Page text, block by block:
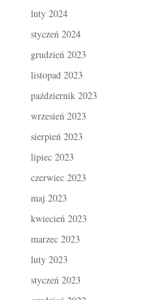
luty 2024
styczeń 2024
grudzień 2023
listopad 2023
październik 2023
wrzesień 2023
sierpień 2023
lipiec 2023
czerwiec 2023
maj 2023
kwiecień 2023
marzec 2023
luty 2023
styczeń 2023